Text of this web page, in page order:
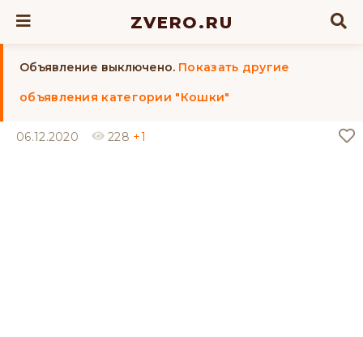
ZVERO.RU
Объявление выключено. Показать другие
объявления категории "Кошки"
06.12.2020 228 +1